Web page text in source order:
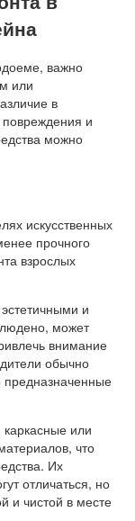
важно
или
в
и
можно
искусственных
прочного
взрослых
и
может
внимание
обычно
или
что
Их
отличаться, но
и чистой в месте